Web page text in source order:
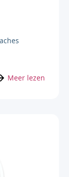
Meer lezen